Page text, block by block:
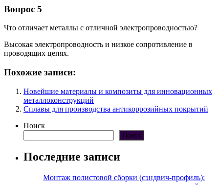
Вопрос 5
Что отличает металлы с отличной электропроводностью?
Высокая электропроводность и низкое сопротивление в
проводящих цепях.
Похожие записи:
Новейшие материалы и композиты для инновационных
металлоконструкций
Сплавы для производства антикоррозийных покрытий
Поиск
Поиск
Последние записи
Монтаж полистовой сборки (сэндвич-профиль):